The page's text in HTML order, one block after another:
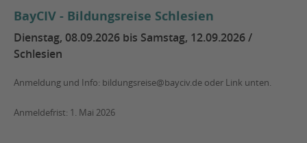
BayCIV - Bildungsreise Schlesien
Dienstag, 08.09.2026 bis Samstag, 12.09.2026 /
Schlesien
Anmeldung und Info: bildungsreise@bayciv.de oder Link unten.
Anmeldefrist: 1. Mai 2026